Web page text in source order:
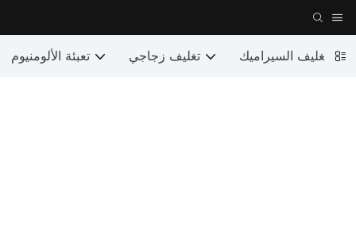
تعبئة الألومنيوم تغليف زجاجي تغليف السيراميك